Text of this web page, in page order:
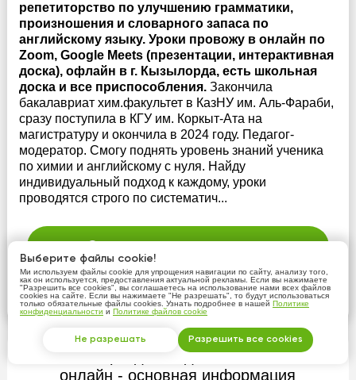
репетиторство по улучшению грамматики,
произношения и словарного запаса по
английскому языку. Уроки провожу в онлайн по
Zoom, Google Meets (презентации, интерактивная
доска), офлайн в г. Кызылорда, есть школьная
доска и все приспособления. Закончила
бакалавриат хим.факультет в КазНУ им. Аль-Фараби,
сразу поступила в КГУ им. Коркыт-Ата на
магистратуру и окончила в 2024 году. Педагог-
модератор. Смогу поднять уровень знаний ученика
по химии и английскому с нуля. Найду
индивидуальный подход к каждому, уроки
проводятся строго по систематич...
Связаться с репетитором
это бесплатно
Подробнее
Репетиторы для подготовке к школе
онлайн - основная информация
Выберите файлы cookie!
Ми используем файлы cookie для упрощения навигации по сайту, анализу того,
как он используется, предоставления актуальной рекламы. Если вы нажимаете
"Разрешить все cookies", вы соглашаетесь на использование нами всех файлов
cookies на сайте. Если вы нажимаете "Не разрешать", то будут использоваться
только обязательные файлы cookies. Узнать подробнее в нашей Политике
конфиденциальности и Политике файлов cookie
Разрешить все cookies
Не разрешать